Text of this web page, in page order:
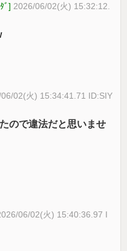
ﾞ] 2026/06/02(火) 15:32:12.
02(火) 15:34:41.71 ID:SIY
ので違法だと思いませ
06/02(火) 15:40:36.97 I